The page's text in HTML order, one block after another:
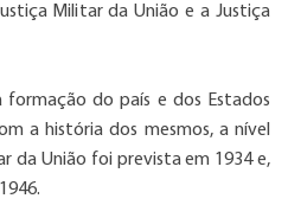
Militar da União e a Justiça
formação do país e dos Estados
a história dos mesmos, a nível
da União foi prevista em 1934 e,